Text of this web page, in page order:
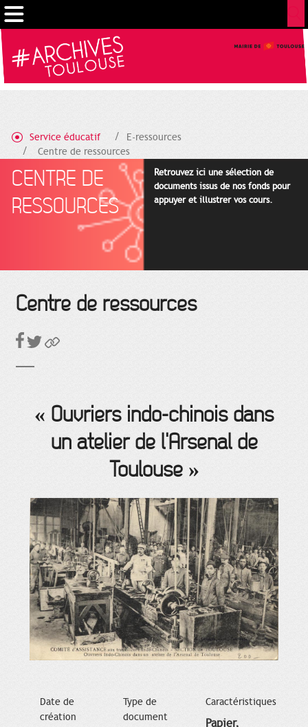
Service éducatif
E-ressources
Centre de ressources
CENTRE DE
RESSOURCES
Retrouvez ici une sélection de
documents issus de nos fonds pour
appuyer et illustrer vos cours.
Centre de ressources
« Ouvriers indo-chinois dans
un atelier de l'Arsenal de
Toulouse »
Date de
création
Type de
document
Caractéristiques
Papier,
Cookies management panel